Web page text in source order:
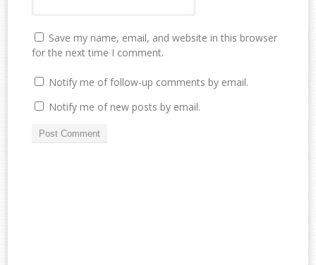
Save my name, email, and website in this browser
for the next time I comment.
Notify me of follow-up comments by email.
Notify me of new posts by email.